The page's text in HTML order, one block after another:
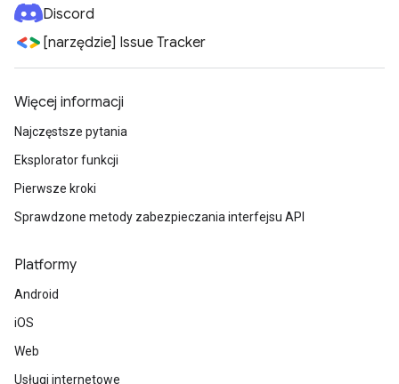
Discord
[narzędzie] Issue Tracker
Więcej informacji
Najczęstsze pytania
Eksplorator funkcji
Pierwsze kroki
Sprawdzone metody zabezpieczania interfejsu API
Platformy
Android
iOS
Web
Usługi internetowe